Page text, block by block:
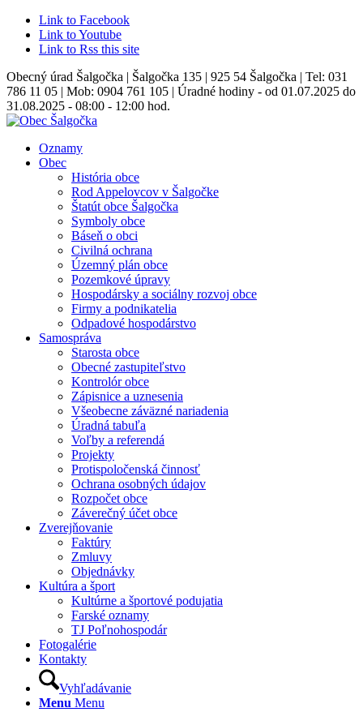
Link to Facebook
Link to Youtube
Link to Rss this site
Obecný úrad Šalgočka | Šalgočka 135 | 925 54 Šalgočka | Tel: 031
786 11 05 | Mob: 0904 761 105 | Úradné hodiny - od 01.07.2025 do
31.08.2025 - 08:00 - 12:00 hod.
Oznamy
Obec
História obce
Rod Appelovcov v Šalgočke
Štatút obce Šalgočka
Symboly obce
Báseň o obci
Civilná ochrana
Územný plán obce
Pozemkové úpravy
Hospodársky a sociálny rozvoj obce
Firmy a podnikatelia
Odpadové hospodárstvo
Samospráva
Starosta obce
Obecné zastupiteľstvo
Kontrolór obce
Zápisnice a uznesenia
Všeobecne záväzné nariadenia
Úradná tabuľa
Voľby a referendá
Projekty
Protispoločenská činnosť
Ochrana osobných údajov
Rozpočet obce
Záverečný účet obce
Zverejňovanie
Faktúry
Zmluvy
Objednávky
Kultúra a šport
Kultúrne a športové podujatia
Farské oznamy
TJ Poľnohospodár
Fotogalérie
Kontakty
Vyhľadávanie
Menu Menu